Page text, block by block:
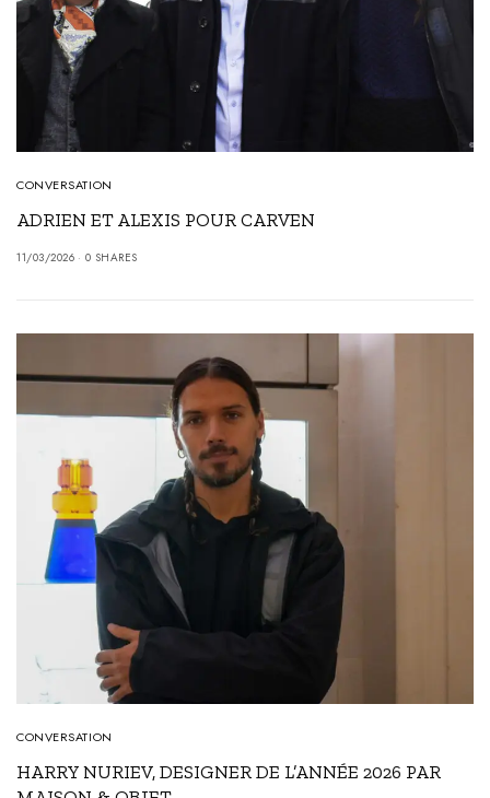
CONVERSATION
ADRIEN ET ALEXIS POUR CARVEN
11/03/2026 0 SHARES
CONVERSATION
HARRY NURIEV, DESIGNER DE L’ANNÉE 2026 PAR